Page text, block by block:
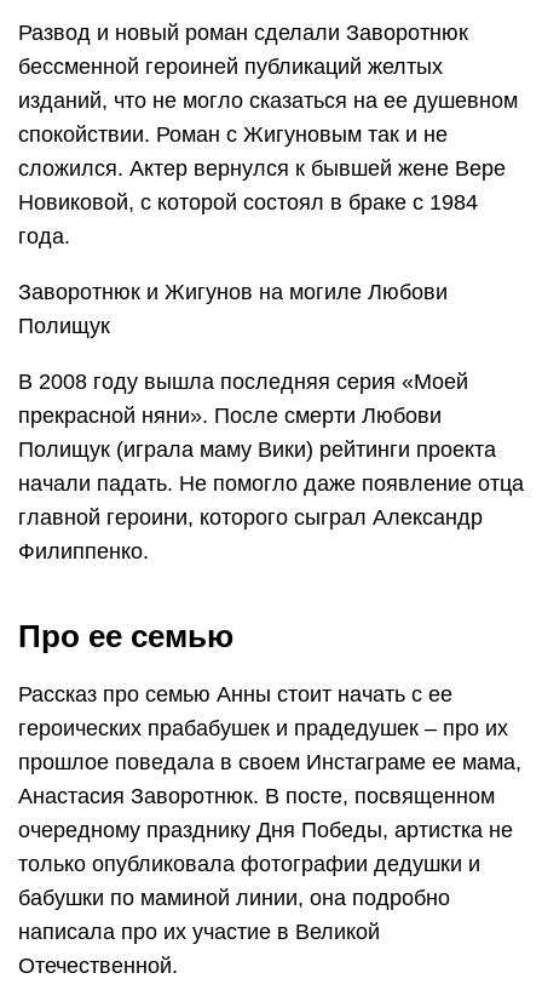
Развод и новый роман сделали Заворотнюк
бессменной героиней публикаций желтых
изданий, что не могло сказаться на ее душевном
спокойствии. Роман с Жигуновым так и не
сложился. Актер вернулся к бывшей жене Вере
Новиковой, с которой состоял в браке с 1984
года.
Заворотнюк и Жигунов на могиле Любови
Полищук
В 2008 году вышла последняя серия «Моей
прекрасной няни». После смерти Любови
Полищук (играла маму Вики) рейтинги проекта
начали падать. Не помогло даже появление отца
главной героини, которого сыграл Александр
Филиппенко.
Про ее семью
Рассказ про семью Анны стоит начать с ее
героических прабабушек и прадедушек – про их
прошлое поведала в своем Инстаграме ее мама,
Анастасия Заворотнюк. В посте, посвященном
очередному празднику Дня Победы, артистка не
только опубликовала фотографии дедушки и
бабушки по маминой линии, она подробно
написала про их участие в Великой
Отечественной.